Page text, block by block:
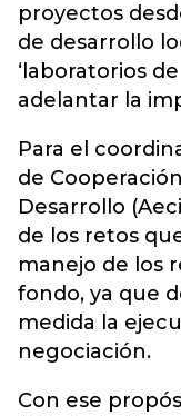
proyectos
de desarrollo
‘laboratorios
adelantar la
Para el
de
Desarrollo
de los retos
manejo de los
fondo, ya que
medida la
negociación.
Con ese